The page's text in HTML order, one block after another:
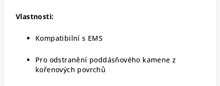
Vlastnosti:
Kompatibilní s EMS
Pro odstranění poddásňového kamene z
kořenových povrchů